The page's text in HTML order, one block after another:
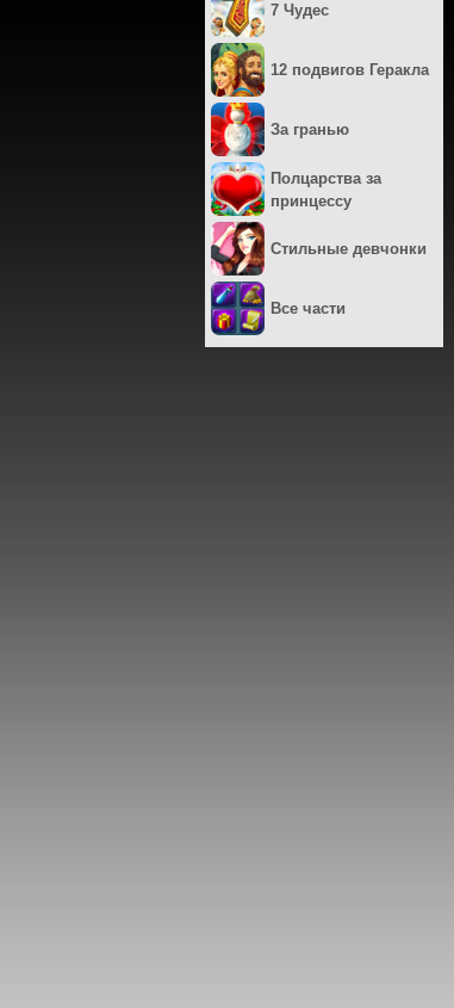
7 Чудес
12 подвигов Геракла
За гранью
Полцарства за
принцессу
Стильные девчонки
Все части